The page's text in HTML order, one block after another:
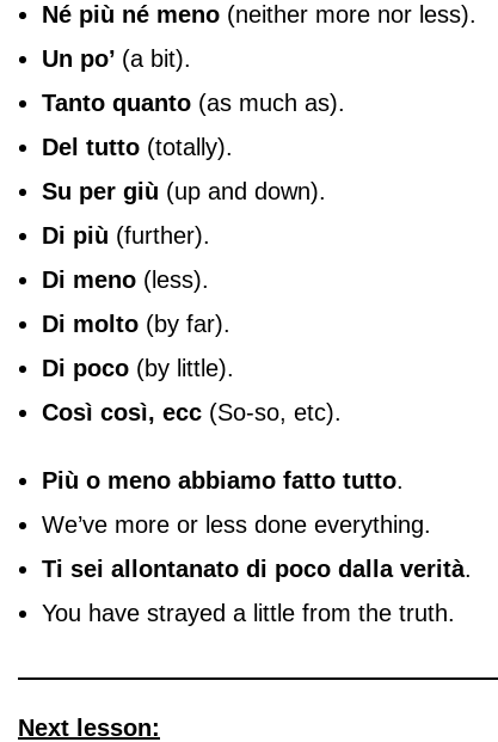
Né più né meno (neither more nor less).
Un po’ (a bit).
Tanto quanto (as much as).
Del tutto (totally).
Su per giù (up and down).
Di più (further).
Di meno (less).
Di molto (by far).
Di poco (by little).
Così così, ecc (So-so, etc).
Più o meno abbiamo fatto tutto.
We’ve more or less done everything.
Ti sei allontanato di poco dalla verità.
You have strayed a little from the truth.
Next lesson: